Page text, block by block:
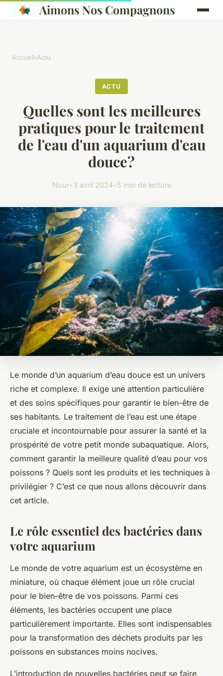
Aimons Nos Compagnons
Accueil›Actu
ACTU
Quelles sont les meilleures
pratiques pour le traitement
de l'eau d'un aquarium d'eau
douce?
Nour•3 avril 2024•5 min de lecture
Le monde d’un aquarium d’eau douce est un univers
riche et complexe. Il exige une attention particulière
et des soins spécifiques pour garantir le bien-être de
ses habitants. Le traitement de l’eau est une étape
cruciale et incontournable pour assurer la santé et la
prospérité de votre petit monde subaquatique. Alors,
comment garantir la meilleure qualité d’eau pour vos
poissons ? Quels sont les produits et les techniques à
privilégier ? C’est ce que nous allons découvrir dans
cet article.
Le rôle essentiel des bactéries dans
votre aquarium
Le monde de votre aquarium est un écosystème en
miniature, où chaque élément joue un rôle crucial
pour le bien-être de vos poissons. Parmi ces
éléments, les bactéries occupent une place
particulièrement importante. Elles sont indispensables
pour la transformation des déchets produits par les
poissons en substances moins nocives.
L’introduction de nouvelles bactéries peut se faire